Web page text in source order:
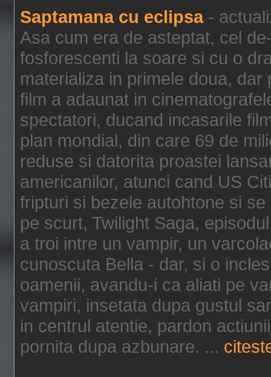
Saptamana cu eclipsa-
Asa cum era de asteptat, cel
fosforescenti la soare si cu o
materializa in primele doua,
film a adaunat in
spectatori, ducand incasarile
plan mondial, din care 69 de
reduse si datorita proastei
americanilor, atunci cand US
fripturi si bezele autohtone si
pe scurt, Twilight Saga,
a troi intre un vampir, un
cunoscuta Bella - dar, si o
oamenii, avandu-i ca aliati pe
vampiri, insetata dupa gustul
in centrul atentie, pardon
pornita dupa azbunare. ...